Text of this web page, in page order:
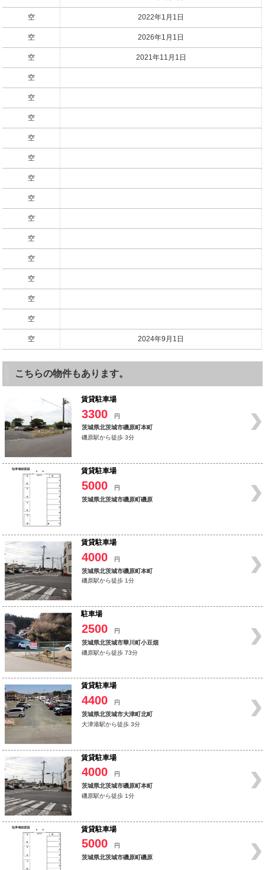
空 2022年1月1日
空 2026年1月1日
空 2021年11月1日
空
空
空
空
空
空
空
空
空
空
空
空
空
空 2024年9月1日
こちらの物件もあります。
賃貸駐車場
3300
円
茨城県北茨城市磯原町本町
磯原駅から徒歩 3分
賃貸駐車場
5000
円
茨城県北茨城市磯原町磯原
賃貸駐車場
4000
円
茨城県北茨城市磯原町本町
磯原駅から徒歩 1分
駐車場
2500
円
茨城県北茨城市華川町小豆畑
磯原駅から徒歩 73分
賃貸駐車場
4400
円
茨城県北茨城市大津町北町
大津港駅から徒歩 3分
賃貸駐車場
4000
円
茨城県北茨城市磯原町本町
磯原駅から徒歩 1分
賃貸駐車場
5000
円
茨城県北茨城市磯原町磯原